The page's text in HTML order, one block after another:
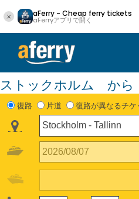
aFerry - Cheap ferry tickets
aFerryアプリで開く
ストックホルム か
復路 片道 復路が異なるチケ